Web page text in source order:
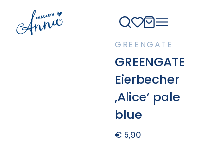
GREENGATE
GREENGATE
Eierbecher
‚Alice‘ pale
blue
€5,90